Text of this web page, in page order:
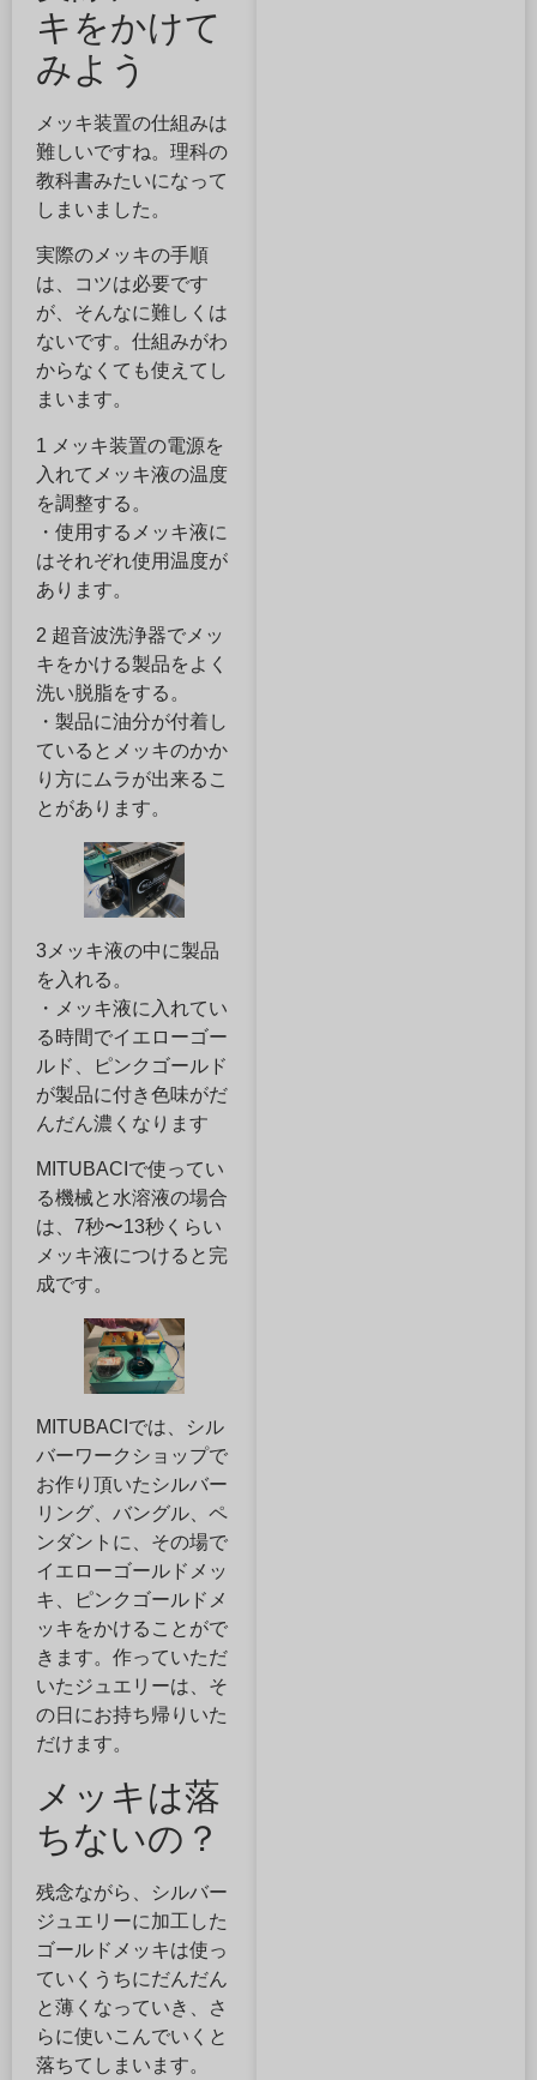
キをかけて
みよう
メッキ装置の仕組みは
難しいですね。理科の
教科書みたいになって
しまいました。
実際のメッキの手順
は、コツは必要です
が、そんなに難しくは
ないです。仕組みがわ
からなくても使えてし
まいます。
1 メッキ装置の電源を
入れてメッキ液の温度
を調整する。
・使用するメッキ液に
はそれぞれ使用温度が
あります。
2 超音波洗浄器でメッ
キをかける製品をよく
洗い脱脂をする。
・製品に油分が付着し
ているとメッキのかか
り方にムラが出来るこ
とがあります。
3メッキ液の中に製品
を入れる。
・メッキ液に入れてい
る時間でイエローゴー
ルド、ピンクゴールド
が製品に付き色味がだ
んだん濃くなります
MITUBACIで使ってい
る機械と水溶液の場合
は、7秒〜13秒くらい
メッキ液につけると完
成です。
MITUBACIでは、シル
バーワークショップで
お作り頂いたシルバー
リング、バングル、ペ
ンダントに、その場で
イエローゴールドメッ
キ、ピンクゴールドメ
ッキをかけることがで
きます。作っていただ
いたジュエリーは、そ
の日にお持ち帰りいた
だけます。
メッキは落
ちないの？
残念ながら、シルバー
ジュエリーに加工した
ゴールドメッキは使っ
ていくうちにだんだん
と薄くなっていき、さ
らに使いこんでいくと
落ちてしまいます。